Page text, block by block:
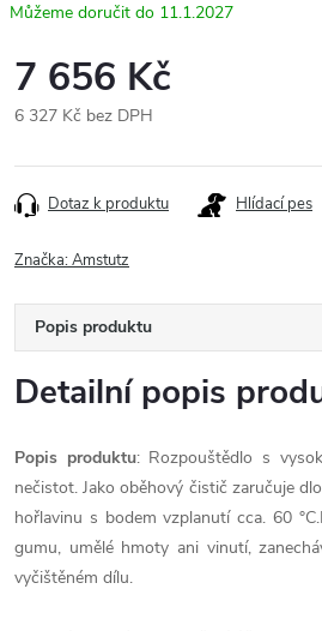
11.1.2027
7 656 Kč
6 327 Kč bez DPH
cena:
Dotaz k produktu Hlídací pes
Značka:Amstutz
Popis produktu
Detailní popis
Popis produktu: Rozpouštědlo s
nečistot. Jako oběhový čistič zaručuje
hořlavinu s bodem vzplanutí cca. 60
gumu, umělé hmoty ani vinutí,
vyčištěném dílu.